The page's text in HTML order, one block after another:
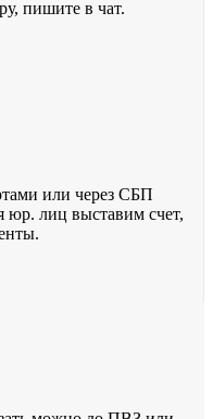
пишите в чат.
или через СБП
лиц выставим счет,